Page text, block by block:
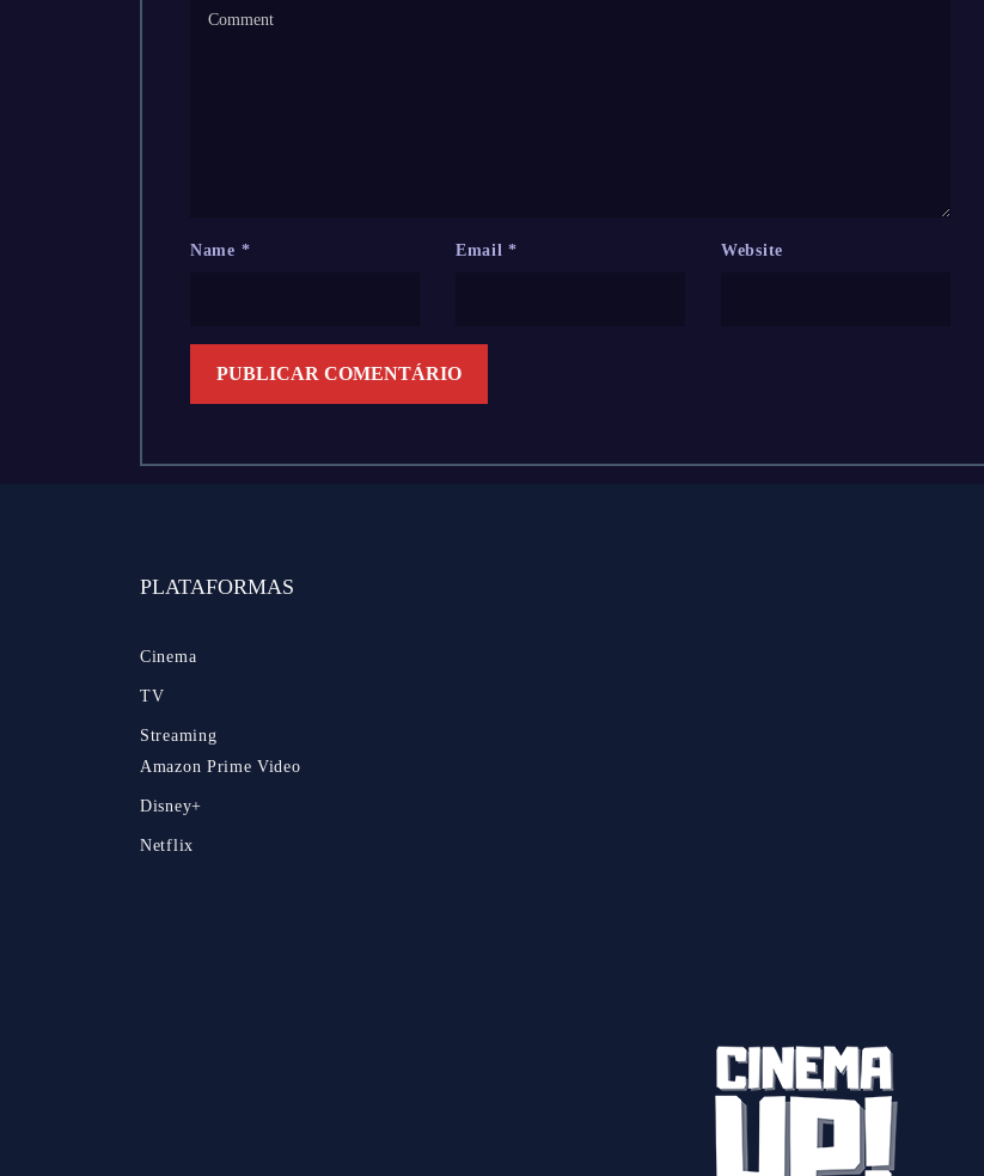
Name * Email* Website
PLATAFORMAS
Cinema
TV
Streaming
Amazon Prime Video
Disney+
Netflix